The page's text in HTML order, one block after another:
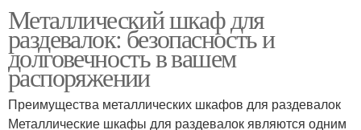
Металлический шкаф для
раздевалок: безопасность и
долговечность в вашем
распоряжении
Преимущества металлических шкафов для раздевалок
Металлические шкафы для раздевалок являются одним